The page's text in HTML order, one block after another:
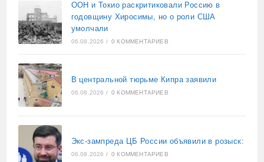
ООН и Токио раскритиковали Россию в
годовщину Хиросимы, но о роли США
умолчали
06.08.2026 / 0 КОММЕНТАРИЕВ
В центральной тюрьме Кипра заявили
06.08.2026 / 0 КОММЕНТАРИЕВ
Экс-зампреда ЦБ России объявили в розыск:
06.08.2026 / 0 КОММЕНТАРИЕВ